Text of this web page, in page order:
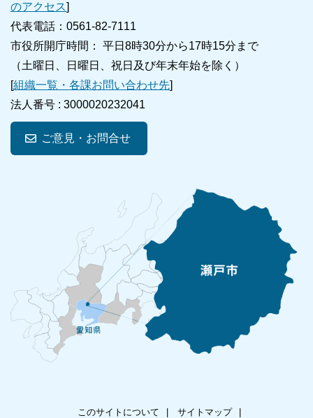
のアクセス]
代表電話：0561-82-7111
市役所開庁時間： 平日8時30分から17時15分まで
（土曜日、日曜日、祝日及び年末年始を除く）
[組織一覧・各課お問い合わせ先]
法人番号 : 3000020232041
ご意見・お問合せ
このサイトについて サイトマップ